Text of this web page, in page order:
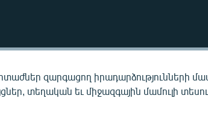
զարգացող իրադարձությունների
տեղական եւ միջազգային մամուլի